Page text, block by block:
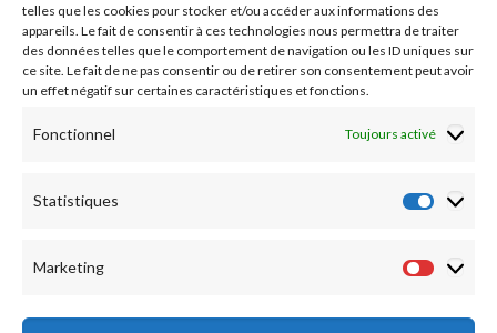
telles que les cookies pour stocker et/ou accéder aux informations des
appareils. Le fait de consentir à ces technologies nous permettra de traiter
des données telles que le comportement de navigation ou les ID uniques sur
ce site. Le fait de ne pas consentir ou de retirer son consentement peut avoir
un effet négatif sur certaines caractéristiques et fonctions.
Fonctionnel Toujours activé
Statistiques
Marketing
Nos essais cliniques
Ecoles paramédicales